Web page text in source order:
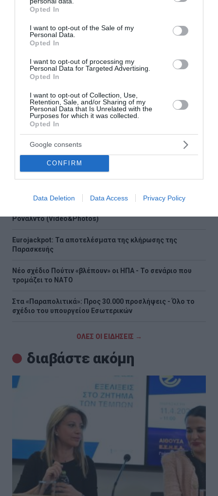
grant or deny consent to Google and its third-party tags to
use your data for below specified purposes in below Google
consent section.
Opted In
I want to opt-out of the Sale of my
Personal Data.
Opted In
I want to opt-out of processing my
Personal Data for Targeted Advertising.
Opted In
I want to opt-out of Collection, Use,
Retention, Sale, and/or Sharing of my
Personal Data that Is Unrelated with the
Purposes for which it was collected.
Opted In
Google consents
CONFIRM
Data Deletion Data Access Privacy Policy
Ροή ειδήσεων
Εορτολόγιο: Ποιοι γιορτάζουν σήμερα
Το σχέδιο για την προστασία και ανάδειξη του
Ραμνούντος στο Γραμματικό (Photos)
Γιατί δεν υπήρχαν μικροσκοπικοί δεινόσαυροι;
Λατινοπούλου: «Η τρομακτική εισβολή στη Θέουτα
αναδεικνύει και την ανυπαρξία της Ε.Ε.»
Voucher για smartphones: Το ποσό, οι συσκευές, οι
δικαιούχοι και η διαδικασία
Φωτιά σε Αττική και Βοιωτία: Οι φλόγες απελευθέρωσαν
Ρονάλντο (Video&Photos)
Eurojackpot: Τα αποτελέσματα της κλήρωσης της
Παρασκευής
Νέο σχέδιο Πούτιν «βλέπουν» οι ΗΠΑ - Το σενάριο που
τρομάζει το ΝΑΤΟ
Στα «Παραπολιτικά»: Προς 30.000 προσλήψεις - Όλο το
σχέδιο του υπουργείου Εσωτερικών
ΟΛΕΣ ΟΙ ΕΙΔΗΣΕΙΣ →
διαβάστε ακόμη